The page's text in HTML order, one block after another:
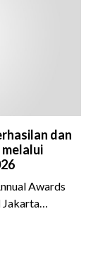
dan
Awards
Jakarta
keuangan.